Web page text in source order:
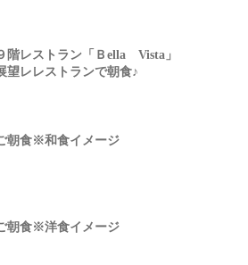
階レストラン「Ｂella Vista」
望レレストランで朝食♪
朝食※和食イメージ
朝食※洋食イメージ